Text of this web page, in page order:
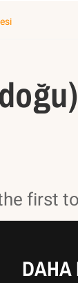
first
DAHA